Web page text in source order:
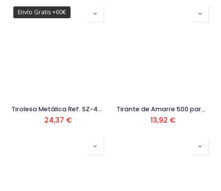
Envío Gratis +60€
Tirolesa Metálica Ref. SZ-441001
24,37 €
Tirante de Amarre 500 para Andamio
13,92 €